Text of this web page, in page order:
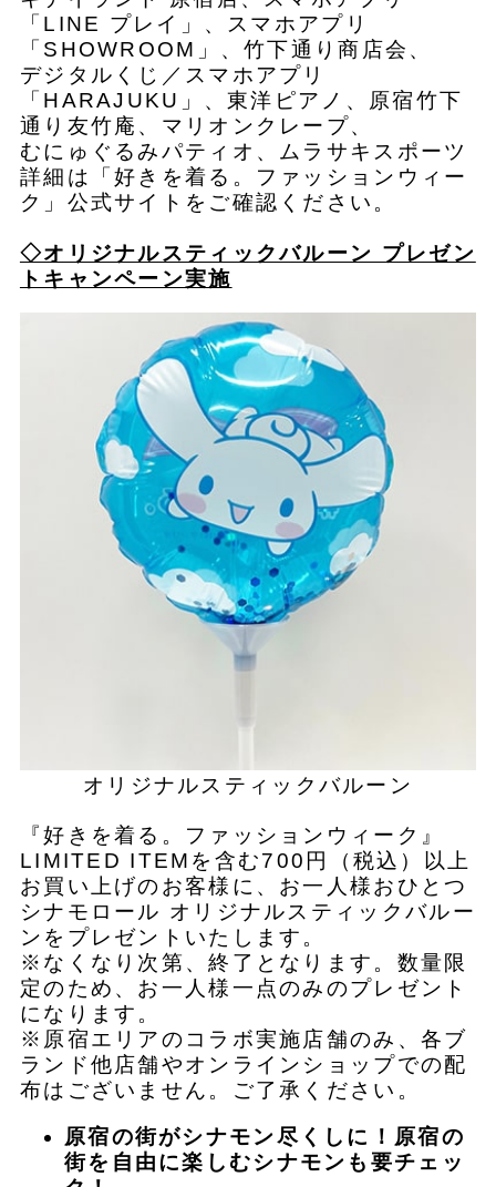
「LINE プレイ」、スマホアプリ
「SHOWROOM」、竹下通り商店会、
デジタルくじ／スマホアプリ
「HARAJUKU」、東洋ピアノ、原宿竹下
通り友竹庵、マリオンクレープ、
むにゅぐるみパティオ、ムラサキスポーツ
詳細は「好きを着る。ファッションウィー
ク」公式サイトをご確認ください。
◇オリジナルスティックバルーン プレゼン
トキャンペーン実施
オリジナルスティックバルーン
『好きを着る。ファッションウィーク』
LIMITED ITEMを含む700円（税込）以上
お買い上げのお客様に、お一人様おひとつ
シナモロール オリジナルスティックバルー
ンをプレゼントいたします。
※なくなり次第、終了となります。数量限
定のため、お一人様一点のみのプレゼント
になります。
※原宿エリアのコラボ実施店舗のみ、各ブ
ランド他店舗やオンラインショップでの配
布はございません。ご了承ください。
原宿の街がシナモン尽くしに！原宿の
街を自由に楽しむシナモンも要チェッ